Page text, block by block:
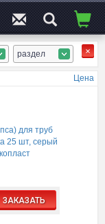
раздел
Цена
для труб
25 шт, серый
ЗАКАЗАТЬ